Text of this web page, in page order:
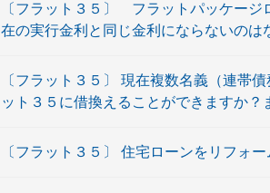
〔フラット３５〕 フラットパッケージ
在の実行金利と同じ金利にならないのは
〔フラット３５〕 現在複数名義（連帯
ット３５に借換えることができますか
〔フラット３５〕 住宅ローンをリフォ